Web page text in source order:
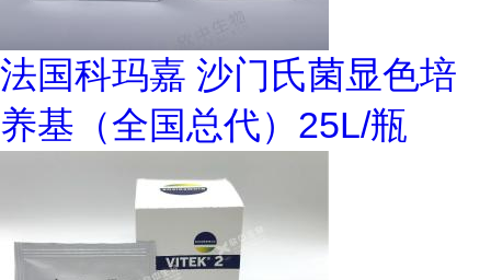
法国科玛嘉 沙门氏菌显色培
养基（全国总代）25L/瓶